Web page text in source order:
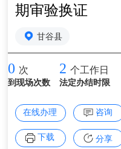
期审验换证
甘谷县
0 次
到现场次数
2 个工作日
法定办结时限
在线办理 咨询
下载 分享